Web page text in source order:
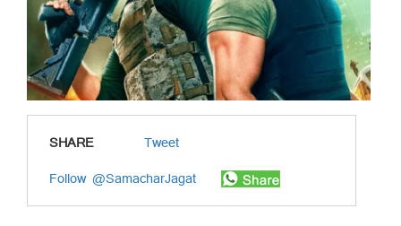
SHARE
Tweet
Follow @SamacharJagat